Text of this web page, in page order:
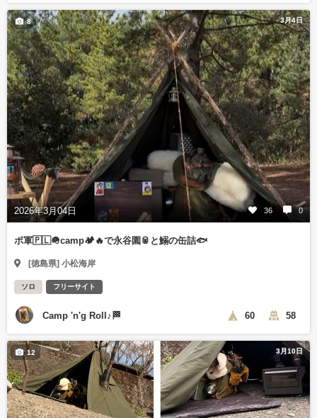
3月4日
2026年3月04日 36 0
8
ポ軍🇵🇱🪖camp🏕️🔥で永谷園🥫と鰯の缶詰🐟
[徳島県] 小松海岸
ソロ フリーサイト
Camp 'n'g Roll♪🏁 60 58
3月10日
12